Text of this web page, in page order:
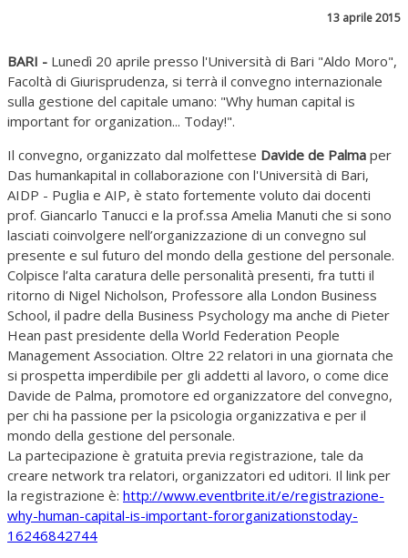
13 aprile 2015
BARI - Lunedì 20 aprile presso l'Università di Bari "Aldo Moro",
Facoltà di Giurisprudenza, si terrà il convegno internazionale
sulla gestione del capitale umano: "Why human capital is
important for organization... Today!".
Il convegno, organizzato dal molfettese Davide de Palma per
Das humankapital in collaborazione con l'Università di Bari,
AIDP - Puglia e AIP, è stato fortemente voluto dai docenti
prof. Giancarlo Tanucci e la prof.ssa Amelia Manuti che si sono
lasciati coinvolgere nell’organizzazione di un convegno sul
presente e sul futuro del mondo della gestione del personale.
Colpisce l’alta caratura delle personalità presenti, fra tutti il
ritorno di Nigel Nicholson, Professore alla London Business
School, il padre della Business Psychology ma anche di Pieter
Hean past presidente della World Federation People
Management Association. Oltre 22 relatori in una giornata che
si prospetta imperdibile per gli addetti al lavoro, o come dice
Davide de Palma, promotore ed organizzatore del convegno,
per chi ha passione per la psicologia organizzativa e per il
mondo della gestione del personale.
La partecipazione è gratuita previa registrazione, tale da
creare network tra relatori, organizzatori ed uditori. Il link per
la registrazione è: http://www.eventbrite.it/e/registrazione-
why-human-capital-is-important-fororganizationstoday-
16246842744